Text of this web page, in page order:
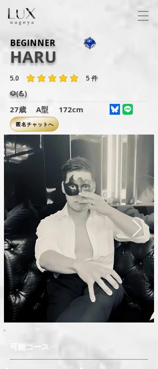
HARU
BEGINNER
5.0 5 件
平均評価 5 /5, 全評価： 5 件, 件
🐶(💪)
27歳 A型 172cm
匿名チャットへ
可能コース